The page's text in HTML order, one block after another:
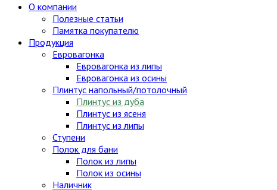
О компании
Полезные статьи
Памятка покупателю
Продукция
Евровагонка
Евровагонка из липы
Евровагонка из осины
Плинтус напольный/потолочный
Плинтус из дуба
Плинтус из ясеня
Плинтус из липы
Ступени
Полок для бани
Полок из липы
Полок из осины
Наличник